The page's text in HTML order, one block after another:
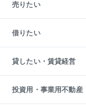
新築・分譲マンションの購
中古マンションの購入
一戸建ての購入
中古一戸建ての購入
不動産購入の流れ
注目キーワード物件特集
購入ガイド
English 繁体中文簡体中文
売りたい
一戸建ての売却・査定
土地の売却・査定
スピードAI査定
不動産査定について
不動産売却の流れ
不動産買換えの流れ
売却ガイド
借りたい
オフィス・店舗の賃貸
借りるときの流れ
借りるガイド
貸したい・賃貸経営
マンション賃料データ
賃貸管理プラン
リロケーションについて
投資用・事業用不動産